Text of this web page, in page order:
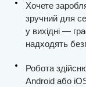
Хочете
зручний для
у вихідні —
надходять
Робота
Android або